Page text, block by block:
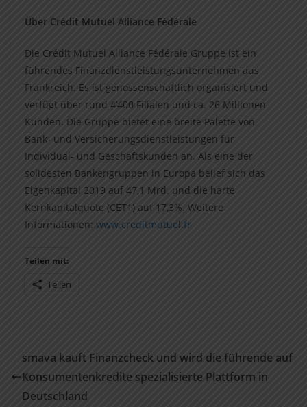
Über Crédit Mutuel Alliance Fédérale
Die Crédit Mutuel Alliance Fédérale Gruppe ist ein
führendes Finanzdienstleistungsunternehmen aus
Frankreich. Es ist ge­nossenschaftlich organisiert und
verfügt über rund 4’400 Filialen und ca. 26 Millionen
Kunden. Die Gruppe bietet eine breite Palette von
Bank- und Versicherungsdienstleistungen für
Individual- und Geschäftskunden an. Als eine der
solidesten Bankengruppen in Europa belief sich das
Eigenkapital 2019 auf 47,1 Mrd. und die harte
Kernkapitalquote (CET1) auf 17,3%. Weitere
Informationen: www.creditmutuel.fr
Teilen mit:
Teilen
smava kauft Finanzcheck und wird die führende auf
Konsumentenkredite spezialisierte Plattform in
Deutschland